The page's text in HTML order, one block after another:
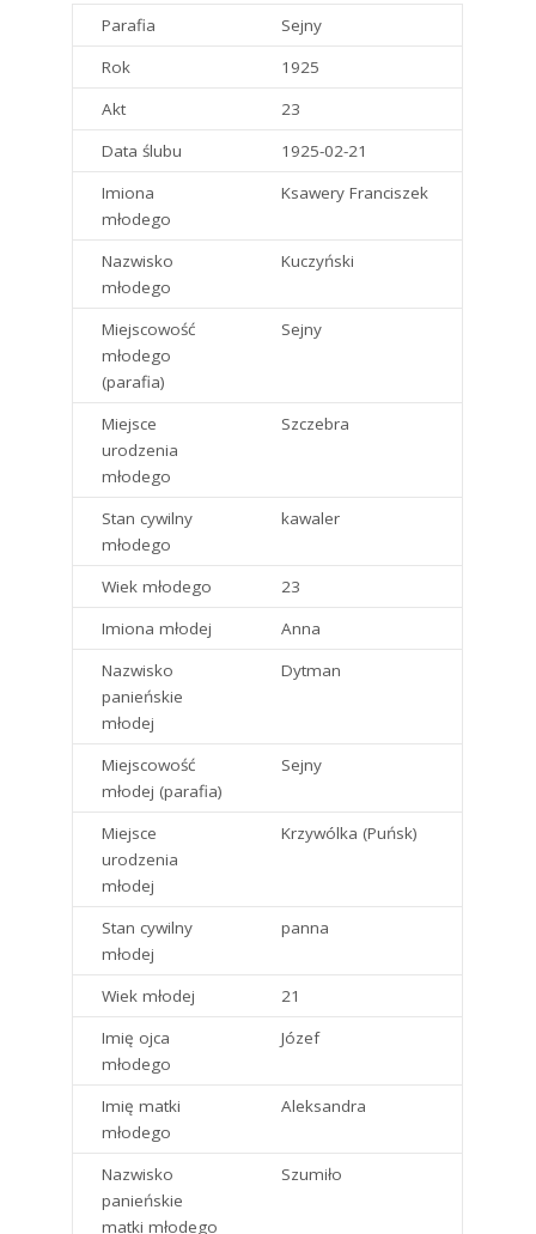
Parafia
Sejny
Rok
1925
Akt
23
Data ślubu
1925-02-21
Imiona
młodego
Ksawery Franciszek
Nazwisko
młodego
Kuczyński
Miejscowość
młodego
(parafia)
Sejny
Miejsce
urodzenia
młodego
Szczebra
Stan cywilny
młodego
kawaler
Wiek młodego
23
Imiona młodej
Anna
Nazwisko
panieńskie
młodej
Dytman
Miejscowość
młodej (parafia)
Sejny
Miejsce
urodzenia
młodej
Krzywólka (Puńsk)
Stan cywilny
młodej
panna
Wiek młodej
21
Imię ojca
młodego
Józef
Imię matki
młodego
Aleksandra
Nazwisko
panieńskie
matki młodego
Szumiło